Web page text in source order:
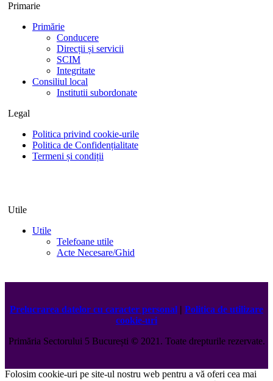
Primarie
Primărie
Conducere
Direcții și servicii
SCIM
Integritate
Consiliul local
Institutii subordonate
Legal
Politica privind cookie-urile
Politica de Confidențialitate
Termeni și condiții
Utile
Utile
Telefoane utile
Acte Necesare/Ghid
Prelucrarea datelor cu caracter personal | Politica de utilizare
cookie-uri
Primăria Sectorului 5 București ©️2021. Toate drepturile rezervate.
Folosim cookie-uri pe site-ul nostru web pentru a vă oferi cea mai